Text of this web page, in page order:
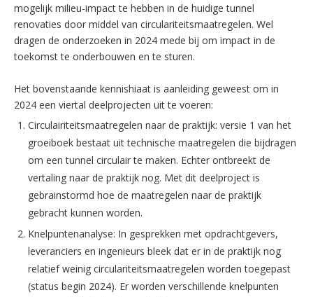
mogelijk milieu-impact te hebben in de huidige tunnel
renovaties door middel van circulariteitsmaatregelen. Wel
dragen de onderzoeken in 2024 mede bij om impact in de
toekomst te onderbouwen en te sturen.
Het bovenstaande kennishiaat is aanleiding geweest om in
2024 een viertal deelprojecten uit te voeren:
Circulairiteitsmaatregelen naar de praktijk: versie 1 van het
groeiboek bestaat uit technische maatregelen die bijdragen
om een tunnel circulair te maken. Echter ontbreekt de
vertaling naar de praktijk nog. Met dit deelproject is
gebrainstormd hoe de maatregelen naar de praktijk
gebracht kunnen worden.
Knelpuntenanalyse: In gesprekken met opdrachtgevers,
leveranciers en ingenieurs bleek dat er in de praktijk nog
relatief weinig circulariteitsmaatregelen worden toegepast
(status begin 2024). Er worden verschillende knelpunten